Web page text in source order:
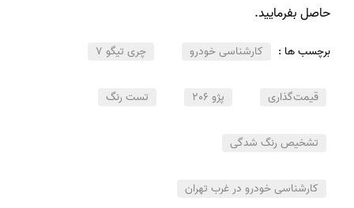
حاصل بفرمایید.
برچسب ها : کارشناسی خودرو چری تیگو 7
قیمت‌گذاری تست رنگ
تشخیص رنگ شدگی
کارشناسی خودرو در غرب تهران